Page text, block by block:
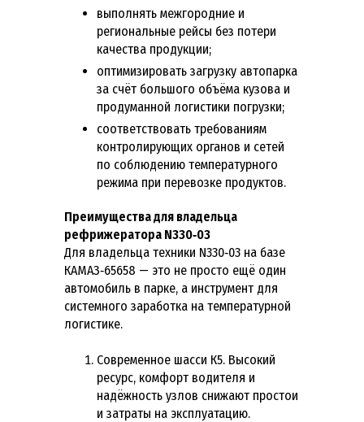
выполнять межгородние и
региональные рейсы без потери
качества продукции;
оптимизировать загрузку автопарка
за счёт большого объёма кузова и
продуманной логистики погрузки;
соответствовать требованиям
контролирующих органов и сетей
по соблюдению температурного
режима при перевозке продуктов.
Преимущества для владельца
рефрижератора N330‑03
Для владельца техники N330‑03 на базе
КАМАЗ‑65658 — это не просто ещё один
автомобиль в парке, а инструмент для
системного заработка на температурной
логистике.
Современное шасси К5. Высокий
ресурс, комфорт водителя и
надёжность узлов снижают простои
и затраты на эксплуатацию.